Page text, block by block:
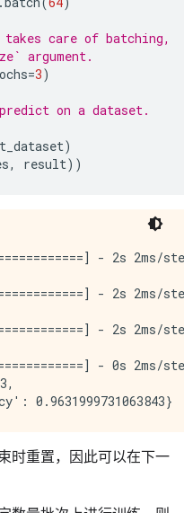
care of batching,
argument.
=3)
on a dataset.
)
, result))
- 2s
- 2s
- 2s
- 0s
时重置，因此可以在下一